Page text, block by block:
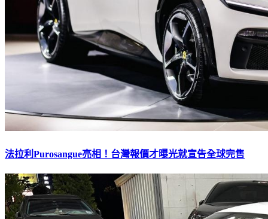
法拉利Purosangue亮相！台灣報價才曝光就宣告全球完售